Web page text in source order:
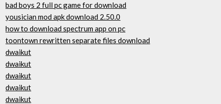
bad boys 2 full pc game for download
yousician mod apk download 2.50.0
how to download spectrum app on pc
toontown rewritten separate files download
dwaikut
dwaikut
dwaikut
dwaikut
dwaikut